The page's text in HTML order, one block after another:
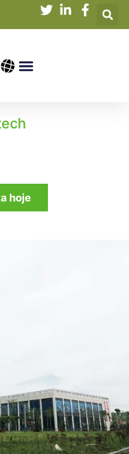
hoje